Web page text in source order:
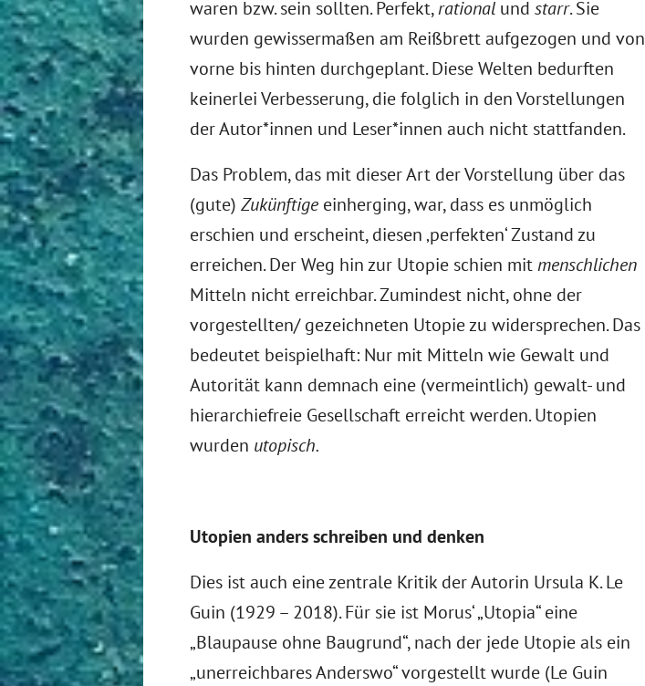
waren bzw. sein sollten. Perfekt,rational und starr. Sie
wurden gewissermaßen am Reißbrett aufgezogen und von
vorne bis hinten durchgeplant. Diese Welten bedurften
keinerlei Verbesserung, die folglich in den Vorstellungen
der Autor*innen und Leser*innen auch nicht stattfanden.
Das Problem, das mit dieser Art der Vorstellung über das
(gute) Zukünftige einherging, war, dass es unmöglich
erschien und erscheint, diesen ‚perfekten‘ Zustand zu
erreichen. Der Weg hin zur Utopie schien mitmenschlichen
Mitteln nicht erreichbar. Zumindest nicht, ohne der
vorgestellten/ gezeichneten Utopie zu widersprechen. Das
bedeutet beispielhaft: Nur mit Mitteln wie Gewalt und
Autorität kann demnach eine (vermeintlich) gewalt- und
hierarchiefreie Gesellschaft erreicht werden. Utopien
wurden utopisch.
Utopien anders schreiben und denken
Dies ist auch eine zentrale Kritik der Autorin Ursula K. Le
Guin (1929 – 2018). Für sie ist Morus‘ „Utopia“ eine
„Blaupause ohne Baugrund“, nach der jede Utopie als ein
„unerreichbares Anderswo“ vorgestellt wurde (Le Guin